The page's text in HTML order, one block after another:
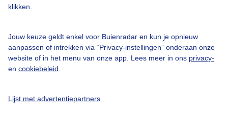
klikken.
Jouw keuze geldt enkel voor Buienradar en kun je opnieuw
aanpassen of intrekken via “Privacy-instellingen” onderaan onze
website of in het menu van onze app. Lees meer in ons privacy-
en cookiebeleid
Lijst met advertentiepartners
Adverteren
Privacy beleid
Cookie beleid